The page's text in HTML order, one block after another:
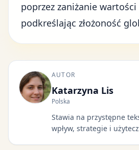
poprzez zaniżanie
podkreślając złożoność
AUTOR
Katarzyna Lis
Polska
Stawia na przystępne
wpływ, strategie i